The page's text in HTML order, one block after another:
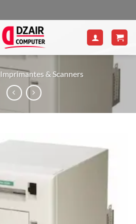
Imprimantes & Scanners